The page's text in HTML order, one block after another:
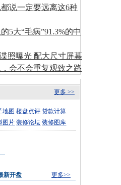
说一定要远离这6种
5大“毛病”91.3%的中
照曝光 配大尺寸屏幕
会不会重复观致之路
更多 >>
地图 楼盘点评 贷款计算
图片 装修论坛 装修图库
新开盘
更多>>